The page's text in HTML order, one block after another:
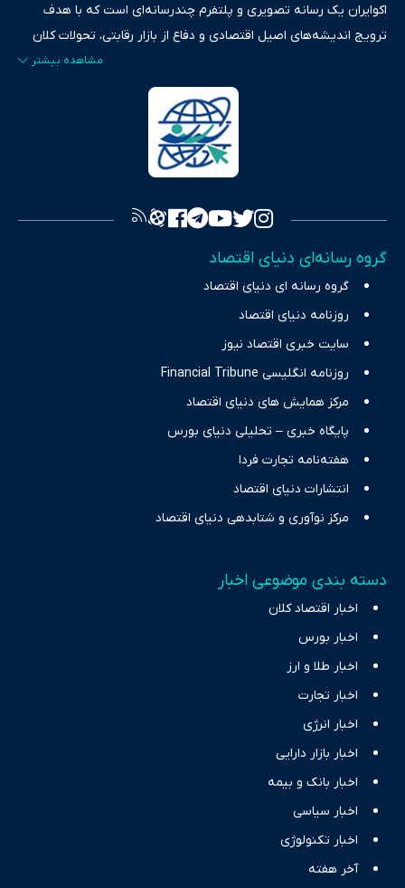
اکوایران یک رسانه تصویری و پلتفرم چندرسانه‌ای است که با هدف
ترویج اندیشه‌های اصیل اقتصادی و دفاع از بازار رقابتی، تحولات کلان
ایران و جهان را در قالب‌های ویدیو، پادکست، متن و گزارش‌های تحلیلی
پایش می‌کند. این رسانه به عنوان منبعی دقیق و قابل اعتماد، فراتر از
اطلاع‌رسانی صرف، به تبیین سیاست‌ها و کارکردهای بازارهای مالی،
سرمایه‌گذاری، تجارت و حوزه‌های نوظهور می‌پردازد. اکوایران با پایبندی
به اصول «انصاف، امانت و صداقت»، بستری برای انعکاس آراء متنوع
تصویری شفاف از واقعیت‌های اقتصادی ارائه دهد. ما در اکوایران با
چالش‌های فقر و بیکاری را جست‌وجو کرده و در کنار تحلیل آمارها،
نیازهای خبری مخاطبان در حوزه‌های اثرگذار بر اقتصاد را با رویکردی
حرفه‌ای و روزآمد پوشش می‌دهیم.
گروه رسانه‌ای دنیای اقتصاد
گروه رسانه ای دنیای اقتصاد
روزنامه دنیای اقتصاد
سایت خبری اقتصاد نیوز
روزنامه انگلیسی Financial Tribune
مرکز همایش های دنیای اقتصاد
پایگاه خبری – تحلیلی دنیای بورس
هفته‌نامه تجارت فردا
انتشارات دنیای اقتصاد
مرکز نوآوری و شتابدهی دنیای اقتصاد
دسته بندی موضوعی اخبار
اخبار اقتصاد کلان
اخبار بورس
اخبار طلا و ارز
اخبار تجارت
اخبار انرژی
اخبار بازار دارایی
اخبار بانک و بیمه
اخبار سیاسی
اخبار تکنولوژی
آخر هفته